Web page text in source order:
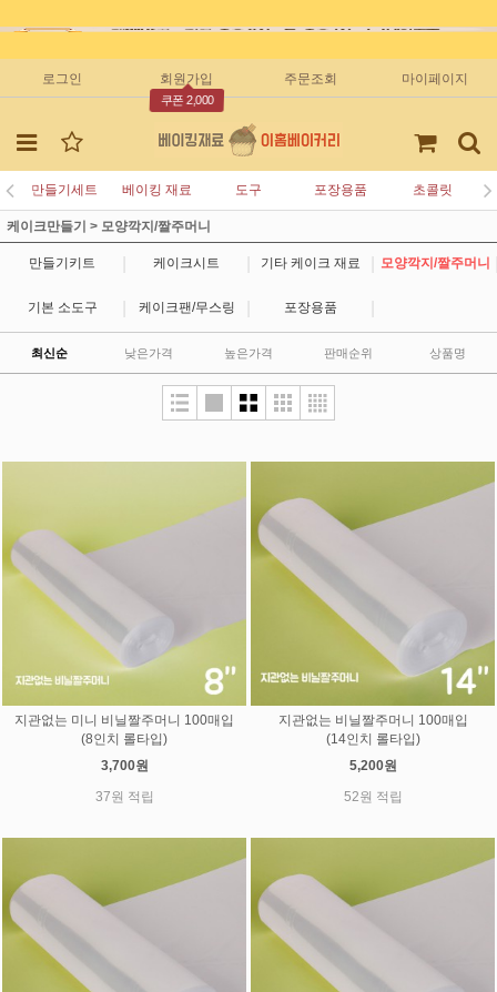
로그인 회원가입
쿠폰 2,000
주문조회 마이페이지
만들기세트 베이킹 재료 도구 포장용품 초콜릿
케이크만들기 > 모양깍지/짤주머니
만들기키트 케이크시트 기타 케이크 재료 모양깍지/짤주머니
기본 소도구 케이크팬/무스링 포장용품
최신순 낮은가격 높은가격 판매순위 상품명
지관없는 미니 비닐짤주머니 100매입
(8인치 롤타입)
3,700원
37원 적립
지관없는 비닐짤주머니 100매입
(14인치 롤타입)
5,200원
52원 적립